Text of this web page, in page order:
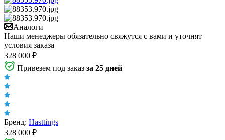
Аналоги
Наши менеджеры обязательно свяжутся с вами и уточнят
условия заказа
328 000 ₽
Привезем под заказ за 25 дней
Бренд: Hasttings
328 000 ₽